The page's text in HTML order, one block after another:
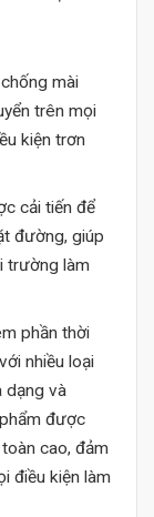
mài
trên mọi
kiện trơn
cải tiến để
đường, giúp
trường làm
phần thời
nhiều loại
dạng và
được
cao, đảm
điều kiện làm